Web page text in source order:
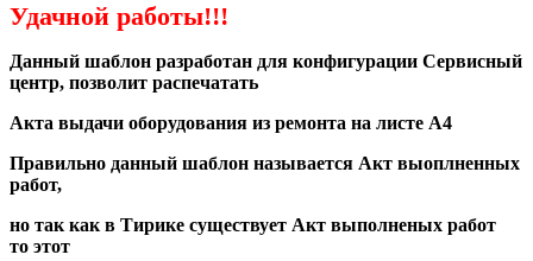
Удачной работы!!!
Данный шаблон разработан для конфигурации Сервисный
центр, позволит распечатать
Акта выдачи оборудования из ремонта на листе А4
Правильно данный шаблон называется Акт выоплненных
работ,
но так как в Тирике существует Акт выполненых работ
то этот